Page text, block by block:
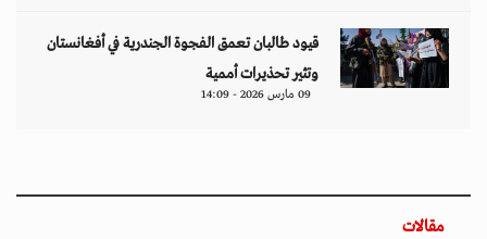
قيود طالبان تعمق الفجوة الجندرية في أفغانستان
وتثير تحذيرات أممية
09 مارس 2026 - 14:09
مقالات